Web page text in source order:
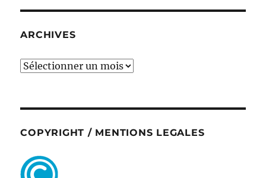
ARCHIVES
ARCHIVES
COPYRIGHT / MENTIONS LEGALES